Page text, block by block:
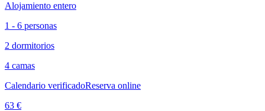
Alojamiento entero
1 - 6 personas
2 dormitorios
4 camas
Calendario verificadoReserva online
63 €